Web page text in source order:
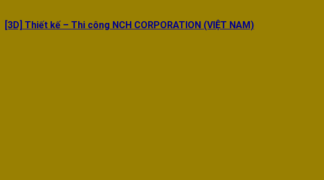
[3D] Thiết kế – Thi công NCH CORPORATION (VIỆT NAM)